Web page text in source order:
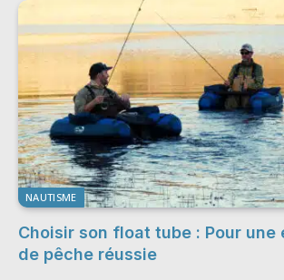
NAUTISME
Choisir son float tube : Pour une
de pêche réussie